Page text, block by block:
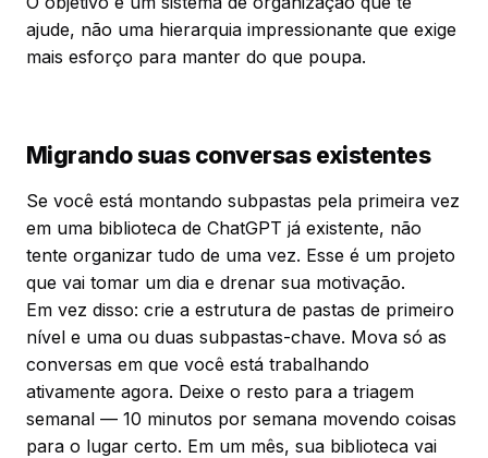
ajude, não uma hierarquia impressionante que exige
mais esforço para manter do que poupa.
Migrando suas conversas existentes
Se você está montando subpastas pela primeira vez
em uma biblioteca de ChatGPT já existente, não
tente organizar tudo de uma vez. Esse é um projeto
que vai tomar um dia e drenar sua motivação.
Em vez disso: crie a estrutura de pastas de primeiro
nível e uma ou duas subpastas-chave. Mova só as
conversas em que você está trabalhando
ativamente agora. Deixe o resto para a triagem
semanal — 10 minutos por semana movendo coisas
para o lugar certo. Em um mês, sua biblioteca vai